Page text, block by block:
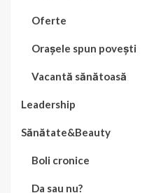
Oferte
Orașele spun povești
Vacantă sănătoasă
Leadership
Sănătate&Beauty
Boli cronice
Da sau nu?